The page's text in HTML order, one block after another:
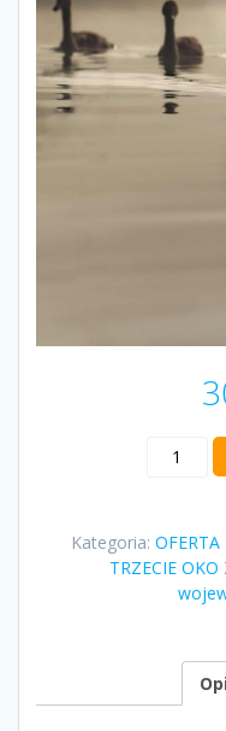
ilość
atlas
Kategoria: OFERTA
TRZECIE OKO